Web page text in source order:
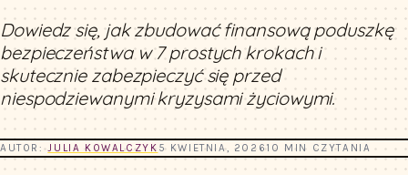
Dowiedz się, jak zbudować finansową poduszkę
bezpieczeństwa w 7 prostych krokach i
skutecznie zabezpieczyć się przed
niespodziewanymi kryzysami życiowymi.
AUTOR:JULIA KOWALCZYK 5 KWIETNIA, 202610 MIN CZYTANIA